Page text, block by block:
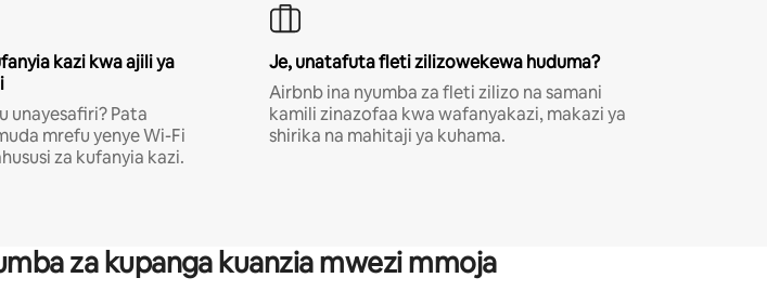
kazi kwa ajili ya
unayesafiri? Pata
mrefu yenye Wi-Fi
za kufanyia kazi.
Je, unatafuta fleti zilizowekewa huduma?
Airbnb ina nyumba za fleti zilizo na samani
kamili zinazofaa kwa wafanyakazi, makazi ya
shirika na mahitaji ya kuhama.
za kupanga kuanzia mwezi mmoja